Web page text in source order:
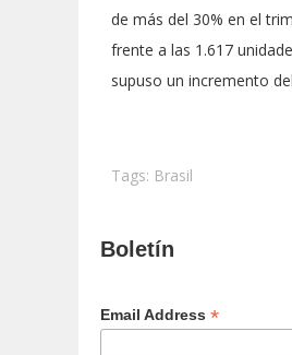
de más del 30% en el
frente a las 1.617
supuso un incremento
Tags: Brasil
Boletín
Email Address *